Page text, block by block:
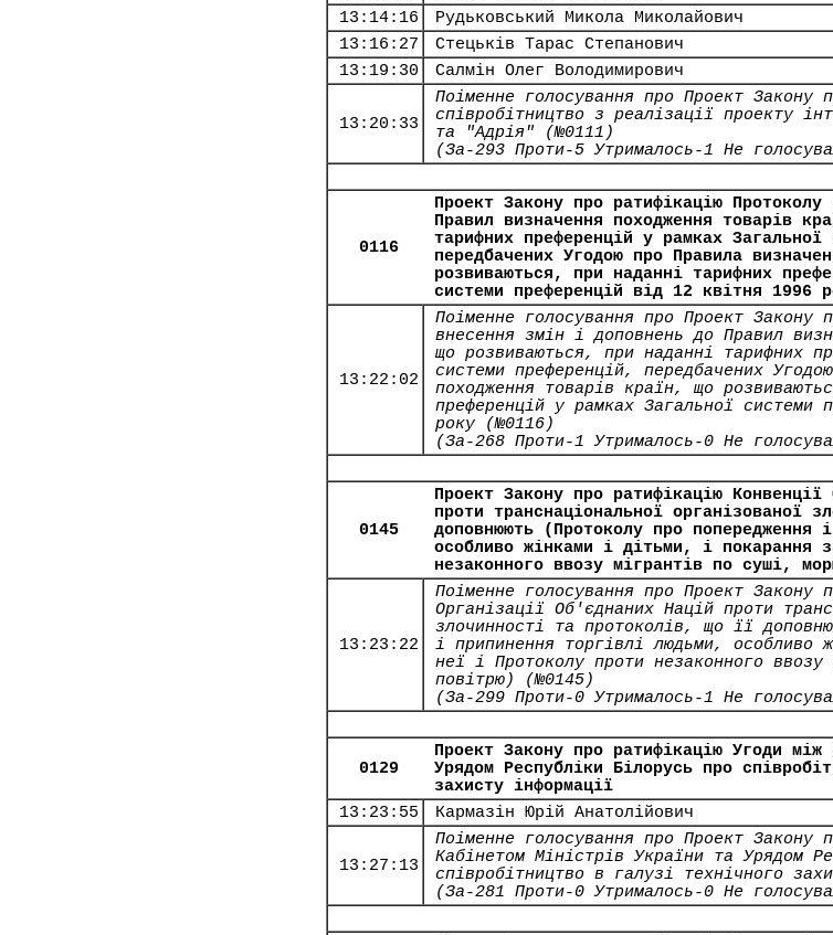
13:14:16
Рудьковський Микола Миколайович
13:16:27
Стецьків Тарас Степанович
13:19:30
Салмін Олег Володимирович
13:20:33
Поіменне голосування про Проект Закону
співробітництво з реалізації проекту
та "Адрія" (№0111)
(За-293 Проти-5 Утрималось-1 Не
0116
Проект Закону про ратифікацію
Правил визначення походження товарів
тарифних преференцій у рамках Загальної
передбачених Угодою про Правила
розвиваються, при наданні тарифних
системи преференцій від 12 квітня 1996
13:22:02
Поіменне голосування про Проект Закону
внесення змін і доповнень до Правил
що розвиваються, при наданні тарифних
системи преференцій, передбачених
походження товарів країн, що
преференцій у рамках Загальної системи
року (№0116)
(За-268 Проти-1 Утрималось-0 Не
0145
Проект Закону про ратифікацію
проти транснаціональної організованої
доповнюють (Протоколу про попередження
особливо жінками і дітьми, і покарання
незаконного ввозу мігрантів по суші,
13:23:22
Поіменне голосування про Проект Закону
Організації Об'єднаних Націй проти
злочинності та протоколів, що її
і припинення торгівлі людьми, особливо
неї і Протоколу проти незаконного
повітрю) (№0145)
(За-299 Проти-0 Утрималось-1 Не
0129
Проект Закону про ратифікацію Угоди
Урядом Республіки Білорусь про
захисту інформації
13:23:55
Кармазін Юрій Анатолійович
13:27:13
Поіменне голосування про Проект Закону
Кабінетом Міністрів України та Урядом
співробітництво в галузі технічного
(За-281 Проти-0 Утрималось-0 Не